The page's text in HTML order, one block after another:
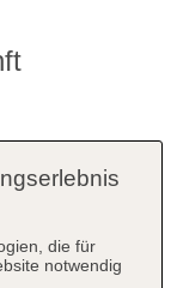
die für
notwendig